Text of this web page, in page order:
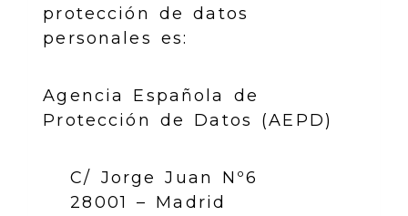
protección de datos
personales es:
Agencia Española de
Protección de Datos (AEPD)
C/ Jorge Juan Nº6
28001 – Madrid